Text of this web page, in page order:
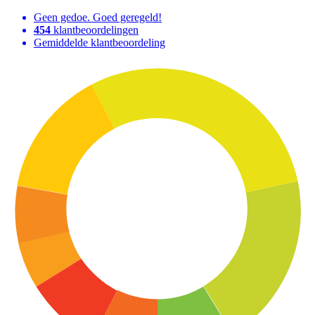
Geen gedoe. Goed geregeld!
454 klantbeoordelingen
Gemiddelde klantbeoordeling